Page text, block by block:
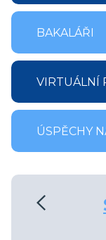
BAKALÁŘI
VIRTUÁLNÍ
ÚSPĚCHY